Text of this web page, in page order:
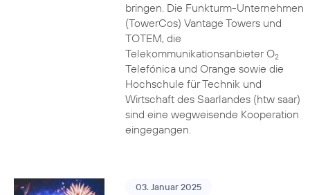
bringen. Die Funkturm-Unternehmen
(TowerCos) Vantage Towers und
TOTEM, die
Telekommunikationsanbieter O2
Telefónica und Orange sowie die
Hochschule für Technik und
Wirtschaft des Saarlandes (htw saar)
sind eine wegweisende Kooperation
eingegangen.
03. Januar 2025